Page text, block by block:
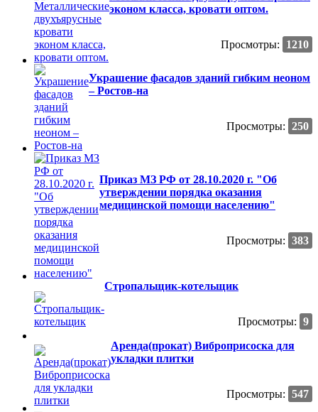
эконом класса, кровати оптом.
Просмотры: 1210
Украшение фасадов зданий гибким неоном
– Ростов-на
Просмотры: 250
Приказ МЗ РФ от 28.10.2020 г. "Об
утверждении порядка оказания
медицинской помощи населению"
Просмотры: 383
Стропальщик-котельщик
Просмотры: 9
Аренда(прокат) Виброприсоска для
укладки плитки
Просмотры: 547